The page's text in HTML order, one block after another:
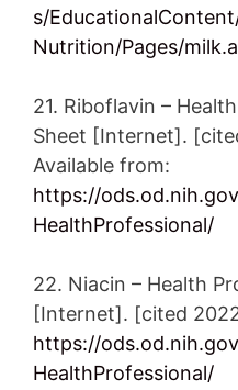
s/
Nutrition/Pages/
21. Riboflavin –
Sheet [Internet].
Available from:
https://
HealthProfessional/
22. Niacin – Health
[Internet]. [cited
https://
HealthProfessional/